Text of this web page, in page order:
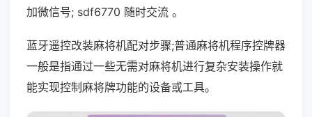
加微信号; sdf6770 随时交流 。
蓝牙遥控改装麻将机配对步骤;普通麻将机程序控牌器
一般是指通过一些无需对麻将机进行复杂安装操作就
能实现控制麻将牌功能的设备或工具。